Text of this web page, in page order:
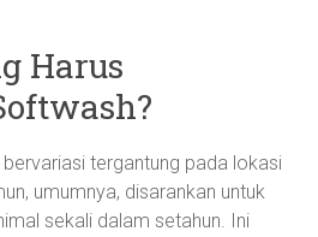
Harus
tergantung pada lokasi
umumnya, disarankan untuk
sekali dalam setahun. Ini